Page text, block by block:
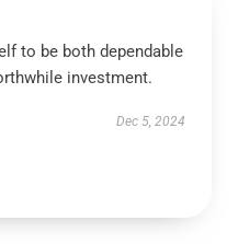
to be both dependable
investment.
Dec 5, 2024